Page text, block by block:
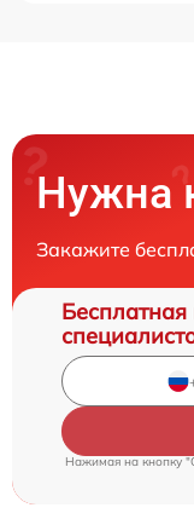
Нужна
Закажите
Бесплатная
Нажимая на кнопку